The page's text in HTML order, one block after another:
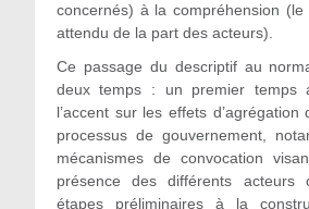
concernés) à la compréhension (le
attendu de la part des acteurs).
Ce passage du descriptif au
deux temps : un premier temps
l’accent sur les effets
processus de gouvernement,
mécanismes de convocation
présence des différents acteurs
étapes préliminaires à la